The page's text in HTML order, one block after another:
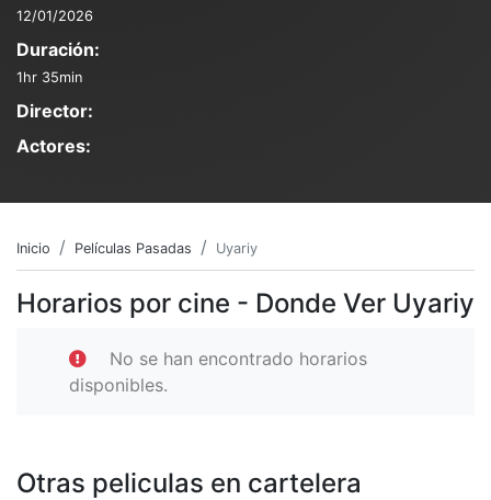
12/01/2026
Duración:
1hr 35min
Director:
Actores:
Inicio Películas Pasadas Uyariy
Horarios por cine - Donde Ver Uyariy
No se han encontrado horarios
disponibles.
Otras peliculas en cartelera